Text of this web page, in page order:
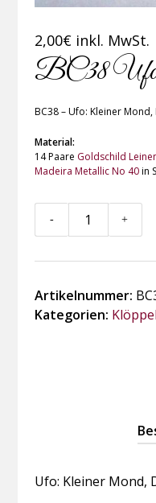
2,00€ inkl. MwSt.
BC38 Ufo:
BC38 – Ufo: Kleiner
Material:
14 Paare Goldschild
Madeira Metallic No 40in
Ufo:
Durchmesser
13
- +
Artikelnummer:
Kategorien:
Ufo: Kleiner Mond,